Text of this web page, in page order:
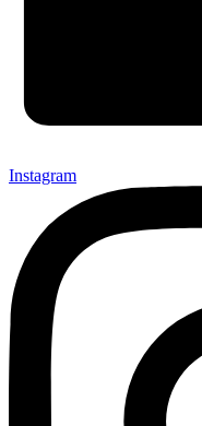
Instagram